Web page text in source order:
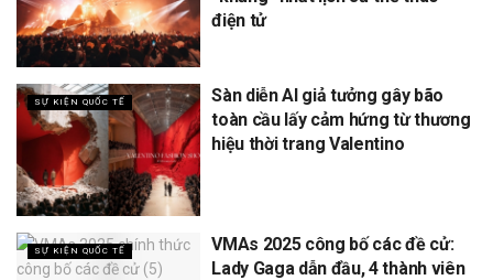
điện tử
SỰ KIỆN QUỐC TẾ
Sàn diễn AI giả tưởng gây bão
toàn cầu lấy cảm hứng từ thương
hiệu thời trang Valentino
SỰ KIỆN QUỐC TẾ
VMAs 2025 công bố các đề cử:
Lady Gaga dẫn đầu, 4 thành viên